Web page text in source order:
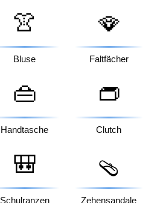
👚
Bluse
🪭
Faltfächer
👜
Handtasche
👝
Clutch
🎒
Schulranzen
🩴
Zehensandale